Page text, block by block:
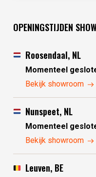
OPENINGSTIJDEN
Roosendaal, NL
Momenteel
zaterdag
zondag
maandag
dinsdag
woensdag
Bekijk showroom
Nunspeet, NL
Momenteel
zaterdag
zondag
maandag
Bekijk showroom
Leuven, BE